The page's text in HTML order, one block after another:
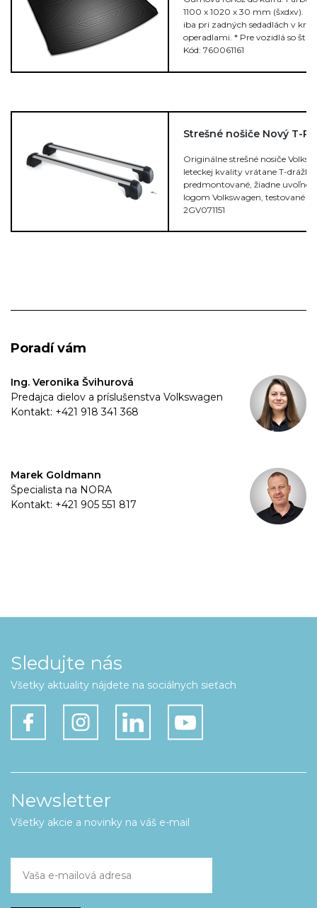
1100 x 1020 x 30 mm (šxdxv).
iba pri zadných sedadlách v
operadlami. * Pre vozidlá so
Kód: 760061161
Strešné nošiče Nový T-
Originálne strešné nosiče
leteckej kvality vrátane T-
predmontované, žiadne
logom Volkswagen, testované
2GV071151
Poradí vám
Ing. Veronika Švihurová
Predajca dielov a príslušenstva Volkswagen
Kontakt: +421 918 341 368
Marek Goldmann
Špecialista na NORA
Kontakt: +421 905 551 817
Sledujte nás
Všetky aktuality nájdete na sociálnych sieťach
Newsletter
Všetky akcie a novinky na váš e-mail